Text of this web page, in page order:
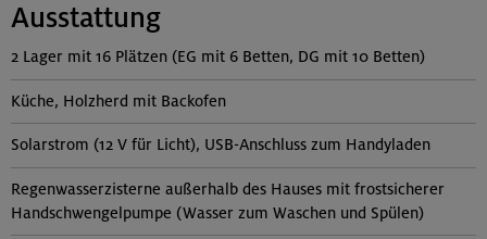
Ausstattung
2 Lager mit 16 Plätzen (EG mit 6 Betten, DG mit 10 Betten)
Küche, Holzherd mit Backofen
Solarstrom (12 V für Licht), USB-Anschluss zum Handyladen
Regenwasserzisterne außerhalb des Hauses mit frostsicherer
Handschwengelpumpe (Wasser zum Waschen und Spülen)